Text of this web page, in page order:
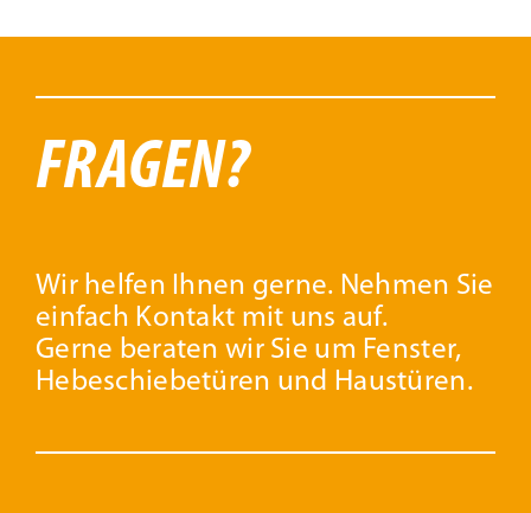
FRAGEN?
Wir helfen Ihnen gerne. Nehmen Sie
einfach Kontakt mit uns auf.
Gerne beraten wir Sie um Fenster,
Hebeschiebetüren und Haustüren.